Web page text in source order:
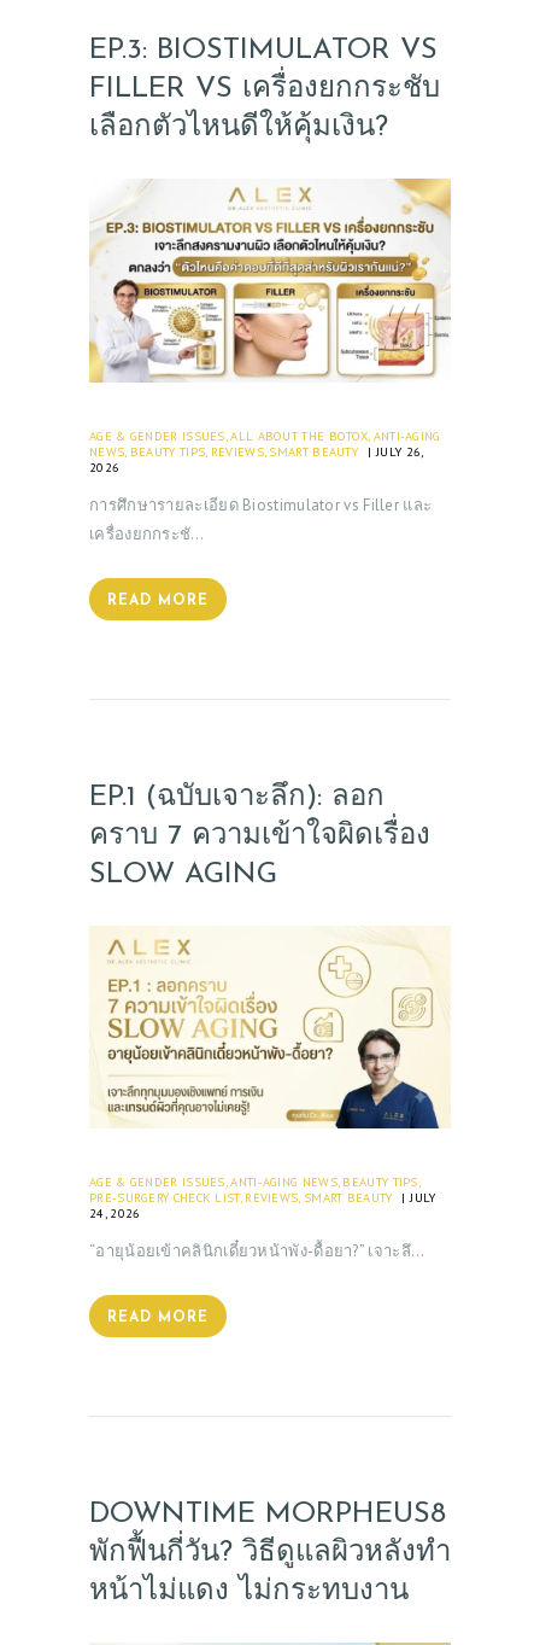
EP.3: BIOSTIMULATOR VS
FILLER VS เครื่องยกกระชับ
เลือกตัวไหนดีให้คุ้มเงิน?
AGE & GENDER ISSUES,ALL ABOUT THE BOTOX, ANTI-AGING
NEWS, BEAUTY TIPS, REVIEWS, SMART BEAUTY
JULY 26,
2026
การศึกษารายละเอียด Biostimulator vs Filler และ
เครื่องยกกระชั…
READ MORE
EP.1 (ฉบับเจาะลึก): ลอก
คราบ 7 ความเข้าใจผิดเรื่อง
SLOW AGING
AGE & GENDER ISSUES,ANTI-AGING NEWS, BEAUTY TIPS,
PRE-SURGERY CHECK LIST, REVIEWS, SMART BEAUTY
JULY
24, 2026
“อายุน้อยเข้าคลินิกเดี๋ยวหน้าพัง-ดื้อยา?” เจาะลึ…
READ MORE
DOWNTIME MORPHEUS8
พักฟื้นกี่วัน? วิธีดูแลผิวหลังทำ
หน้าไม่แดง ไม่กระทบงาน